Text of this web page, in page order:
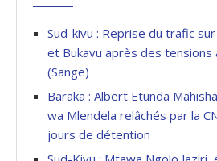
Sud-kivu : Reprise du trafic
et Bukavu après des tensions
(Sange)
Baraka : Albert Etunda
wa Mlendela relâchés par la
jours de détention